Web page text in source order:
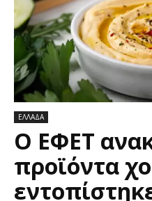
ΕΛΛΑΔΑ
Ο ΕΦΕΤ
προϊόντα